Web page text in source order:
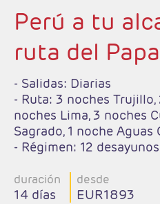
Perú a tu
ruta del Papa
- Salidas: Diarias
- Ruta: 3 noches
noches Lima, 3 noches
Sagrado, 1 noche Aguas
- Régimen: 12
duración
14 días
desde
EUR1893